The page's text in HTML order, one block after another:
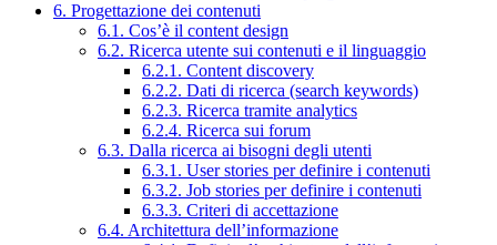
6. Progettazione dei contenuti
6.1. Cos’è il content design
6.2. Ricerca utente sui contenuti e il linguaggio
6.2.1. Content discovery
6.2.2. Dati di ricerca (search keywords)
6.2.3. Ricerca tramite analytics
6.2.4. Ricerca sui forum
6.3. Dalla ricerca ai bisogni degli utenti
6.3.1. User stories per definire i contenuti
6.3.2. Job stories per definire i contenuti
6.3.3. Criteri di accettazione
6.4. Architettura dell’informazione